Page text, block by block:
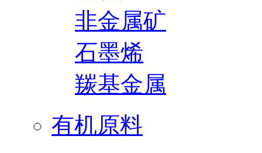
非金属矿
石墨烯
羰基金属
有机原料